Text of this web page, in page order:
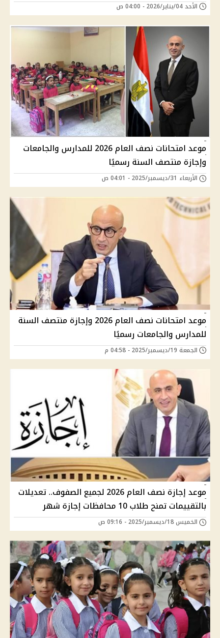
الأحد 04/يناير/2026 - 04:00 ص
موعد امتحانات نصف العام 2026 للمدارس والجامعات
وإجازة منتصف السنة رسميًا
الأربعاء 31/ديسمبر/2025 - 04:01 ص
موعد امتحانات نصف العام 2026 وإجازة منتصف السنة
للمدارس والجامعات رسميًا
الجمعة 19/ديسمبر/2025 - 04:58 م
موعد إجازة نصف العام 2026 لجميع الصفوف.. تعديلات
بالتقييمات تمنح طلاب 10 محافظات إجازة شهر
الخميس 18/ديسمبر/2025 - 09:16 ص